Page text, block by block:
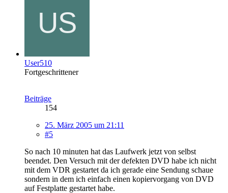
User510
Fortgeschrittener
Beiträge
154
25. März 2005 um 21:11
#5
So nach 10 minuten hat das Laufwerk jetzt von selbst
beendet. Den Versuch mit der defekten DVD habe ich nicht
mit dem VDR gestartet da ich gerade eine Sendung schaue
sondern in dem ich einfach einen kopiervorgang von DVD
auf Festplatte gestartet habe.